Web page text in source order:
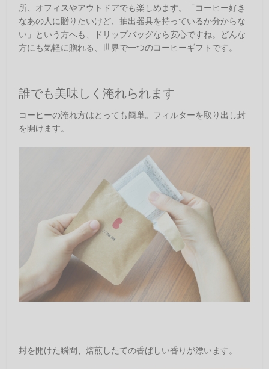
所、オフィスやアウトドアでも楽しめます。「コーヒー好き
なあの人に贈りたいけど、抽出器具を持っているか分からな
い」という方へも、ドリップバッグなら安心ですね。どんな
方にも気軽に贈れる、世界で一つのコーヒーギフトです。
誰でも美味しく淹れられます
コーヒーの淹れ方はとっても簡単。フィルターを取り出し封
を開けます。
封を開けた瞬間、焙煎したての香ばしい香りが漂います。